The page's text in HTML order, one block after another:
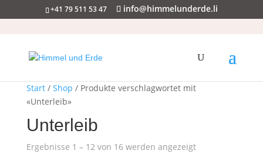
+41 79 511 53 47 info@himmelunderde.li
Start/ Shop / Produkte verschlagwortet mit
«Unterleib»
Unterleib
Ergebnisse 1 – 12 von 16 werden angezeigt